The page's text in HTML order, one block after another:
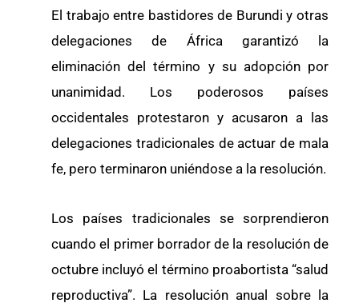
El trabajo entre bastidores de Burundi y otras
delegaciones de África garantizó la
eliminación del término y su adopción por
unanimidad. Los poderosos países
occidentales protestaron y acusaron a las
delegaciones tradicionales de actuar de mala
fe, pero terminaron uniéndose a la resolución.
Los países tradicionales se sorprendieron
cuando el primer borrador de la resolución de
octubre incluyó el término proabortista “salud
reproductiva”. La resolución anual sobre la